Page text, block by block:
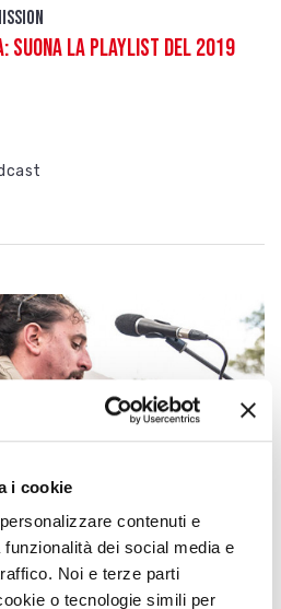
i cookie
contenuti e
dei social media e
Noi e terze parti
o tecnologie simili per
suona la playlist del 2019